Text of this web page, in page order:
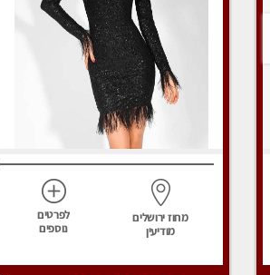
מחוז ירושלים
מודיעין
לפרטים
נוספים